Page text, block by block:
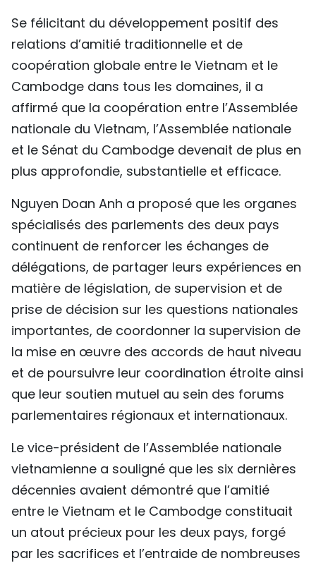
Se félicitant du développement positif des
relations d’amitié traditionnelle et de
coopération globale entre le Vietnam et le
Cambodge dans tous les domaines, il a
affirmé que la coopération entre l’Assemblée
nationale du Vietnam, l’Assemblée nationale
et le Sénat du Cambodge devenait de plus en
plus approfondie, substantielle et efficace.
Nguyen Doan Anh a proposé que les organes
spécialisés des parlements des deux pays
continuent de renforcer les échanges de
délégations, de partager leurs expériences en
matière de législation, de supervision et de
prise de décision sur les questions nationales
importantes, de coordonner la supervision de
la mise en œuvre des accords de haut niveau
et de poursuivre leur coordination étroite ainsi
que leur soutien mutuel au sein des forums
parlementaires régionaux et internationaux.
Le vice-président de l’Assemblée nationale
vietnamienne a souligné que les six dernières
décennies avaient démontré que l’amitié
entre le Vietnam et le Cambodge constituait
un atout précieux pour les deux pays, forgé
par les sacrifices et l’entraide de nombreuses